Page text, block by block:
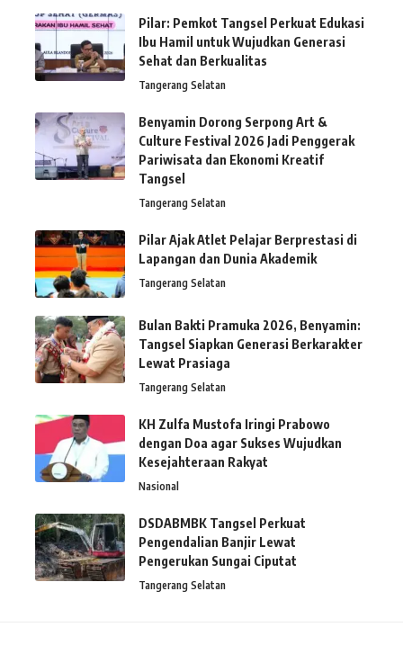
Pilar: Pemkot Tangsel Perkuat Edukasi
Ibu Hamil untuk Wujudkan Generasi
Sehat dan Berkualitas
Tangerang Selatan
Benyamin Dorong Serpong Art &
Culture Festival 2026 Jadi Penggerak
Pariwisata dan Ekonomi Kreatif
Tangsel
Tangerang Selatan
Pilar Ajak Atlet Pelajar Berprestasi di
Lapangan dan Dunia Akademik
Tangerang Selatan
Bulan Bakti Pramuka 2026, Benyamin:
Tangsel Siapkan Generasi Berkarakter
Lewat Prasiaga
Tangerang Selatan
KH Zulfa Mustofa Iringi Prabowo
dengan Doa agar Sukses Wujudkan
Kesejahteraan Rakyat
Nasional
DSDABMBK Tangsel Perkuat
Pengendalian Banjir Lewat
Pengerukan Sungai Ciputat
Tangerang Selatan